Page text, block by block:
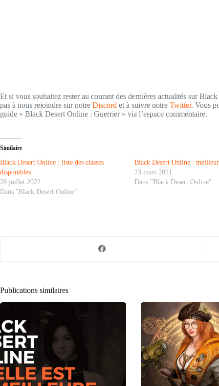
Et si vous souhaitez rester au courant des dernières actualités sur
pas à nous rejoindre sur notre Discord et à suivre notre Twitter. Vous
guide « Black Desert Online : Guerrier » via l’espace commentaire.
Similaire
Black Desert Online : liste des classes
disponibles
28 juillet 2022
Dans "Black Desert Online"
Black Desert Online :
23 mars 2021
Dans "Black Desert Online"
Publications similaires